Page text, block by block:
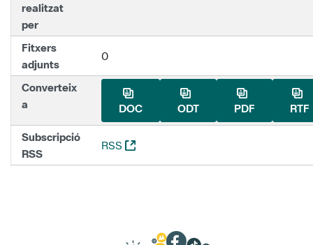
realitzat
per
Fitxers
adjunts
0
Converteix
a
DOC ODT PDF RTF
Subscripció
RSS
RSS (Obre una nova finestra)